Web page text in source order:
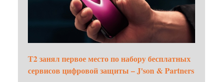
Т2 занял первое место по набору бесплатных
сервисов цифровой защиты – J'son & Partners